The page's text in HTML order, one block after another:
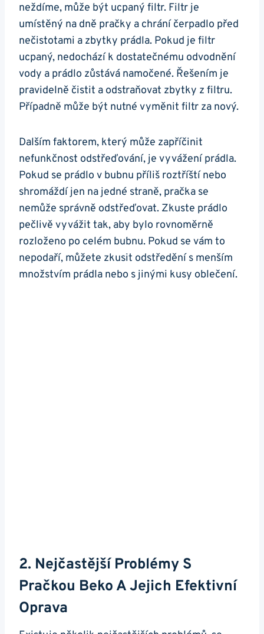
neždíme, může být ucpaný filtr. Filtr je
umístěný ‌na dně pračky a chrání čerpadlo před
nečistotami a zbytky prádla.⁣ Pokud je‌ filtr
ucpaný, nedochází k​ dostatečnému ‍odvodnění
vody a prádlo zůstává namočené. Řešením je
pravidelně čistit a odstraňovat zbytky z filtru.⁢
Případně‌ může ⁤být nutné vyměnit filtr za nový.
Dalším faktorem, ⁤který může zapříčinit
nefunkčnost odstřeďování, je vyvážení​ prádla.
Pokud ‍se prádlo v bubnu příliš roztříští nebo
shromáždí jen na jedné straně, pračka se
nemůže správně odstřeďovat. Zkuste prádlo
pečlivě vyvážit tak, aby bylo rovnoměrně
rozloženo po celém bubnu. Pokud se vám​ to
nepodaří, můžete zkusit odstředění s menším
‌množstvím prádla nebo ⁤s ‌jinými kusy oblečení.
2. Nejčastější Problémy⁤ S
⁣pračkou Beko A Jejich Efektivní
‍oprava